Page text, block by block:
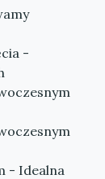
-
- Idealna